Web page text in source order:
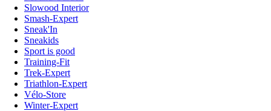
Slowood Interior
Smash-Expert
Sneak'In
Sneakids
Sport is good
Training-Fit
Trek-Expert
Triathlon-Expert
Vélo-Store
Winter-Expert